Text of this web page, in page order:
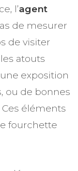
l’agent
de mesurer
de visiter
atouts
exposition
ou de bonnes
éléments
fourchette